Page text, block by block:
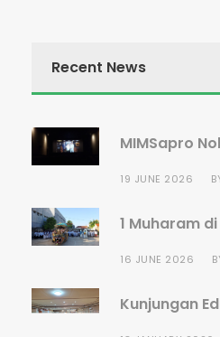
Recent News
MIMSapro
19 JUNE 2026
1 Muharam
16 JUNE 2026
Kunjungan